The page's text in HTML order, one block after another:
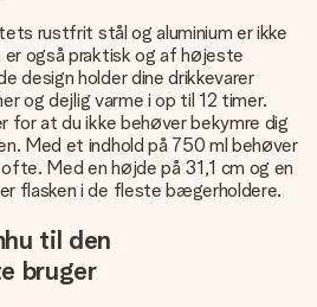
rustfrit stål og aluminium er ikke
også praktisk og af højeste
design holder dine drikkevarer
og dejlig varme i op til 12 timer.
for at du ikke behøver bekymre dig
Med et indhold på 750 ml behøver
Med en højde på 31,1 cm og en
flasken i de fleste bægerholdere.
til den
bruger